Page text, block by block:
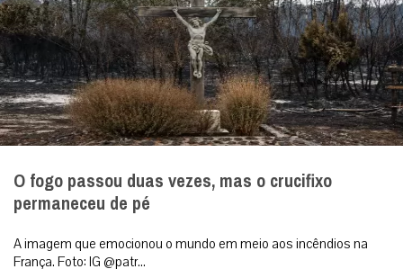
O fogo passou duas vezes, mas o crucifixo
permaneceu de pé
A imagem que emocionou o mundo em meio aos incêndios na
França. Foto: IG @patr...